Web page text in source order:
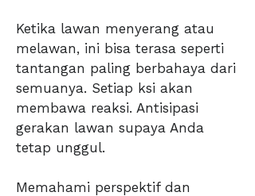
Ketika lawan menyerang atau
melawan, ini bisa terasa seperti
tantangan paling berbahaya dari
semuanya. Setiap ksi akan
membawa reaksi. Antisipasi
gerakan lawan supaya Anda
tetap unggul.
Memahami perspektif dan